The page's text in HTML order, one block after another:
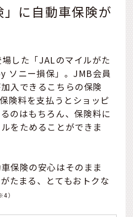
」に自動車保険が
した「JALのマイルがた
ソニー損保」。JMB会員
加入できるこちらの保険
険料を支払うとショッピ
のはもちろん、保険料に
をためることができま
保険の安心はそのまま
たまる、とてもおトクな
）